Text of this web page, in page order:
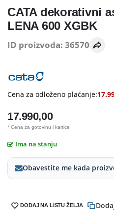
CATA dekorativni
LENA 600 XGBK
ID proizvoda: 36570
Cena za odloženo plaćanje:
17.990,00
* Cena za gotovinu i kartice
Ima na stanju
Obavestite me kada
DODAJ NA LISTU ŽELJA